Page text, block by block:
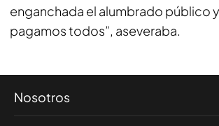
enganchada el alumbrado público
pagamos todos”, aseveraba.
Nosotros